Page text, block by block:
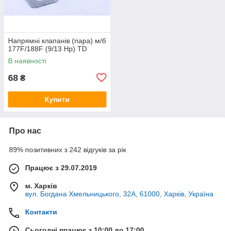
Напрямні клапанів (пара) м/б
177F/188F (9/13 Hp) TD
В наявності
68 ₴
Купити
Про нас
89% позитивних з 242 відгуків за рік
Працює з 29.07.2019
м. Харків
вул. Богдана Хмельницького, 32А, 61000, Харків, Україна
Контакти